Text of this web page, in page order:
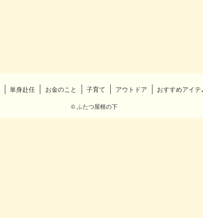
単身赴任 お金のこと 子育て アウトドア おすすめアイテ
©ふたつ屋根の下